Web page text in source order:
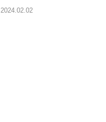
2024.02.02